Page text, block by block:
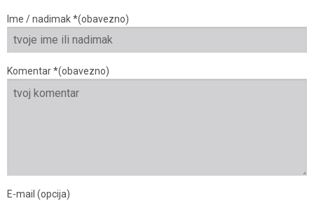
Ime / nadimak *(obavezno)
Komentar *(obavezno)
E-mail (opcija)